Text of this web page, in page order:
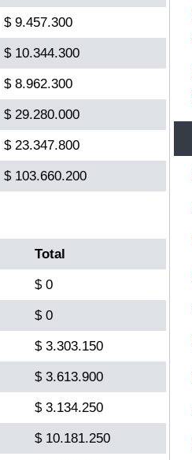
$ 9.457.300
$ 10.344.300
$ 8.962.300
$ 29.280.000
$ 23.347.800
$ 103.660.200
Total
$ 0
$ 0
$ 3.303.150
$ 3.613.900
$ 3.134.250
$ 10.181.250